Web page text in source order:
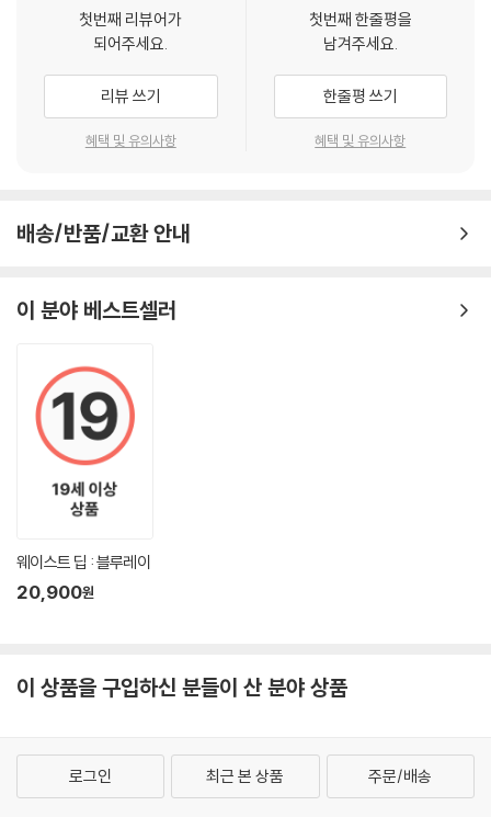
첫번째 리뷰어가
되어주세요.
리뷰 쓰기
혜택 및 유의사항
첫번째 한줄평을
남겨주세요.
한줄평 쓰기
혜택 및 유의사항
배송/반품/교환 안내
이 분야 베스트셀러
웨이스트 딥 : 블루레이
20,900원
이 상품을 구입하신 분들이 산 분야 상품
로그인 최근 본 상품 주문/배송